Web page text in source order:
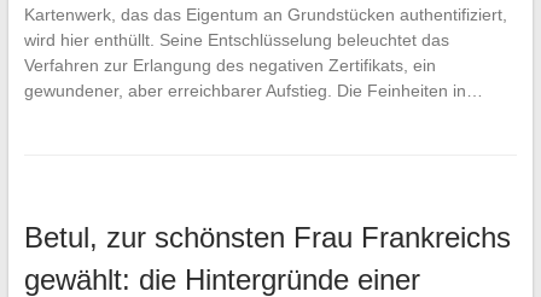
Kartenwerk, das das Eigentum an Grundstücken authentifiziert,
wird hier enthüllt. Seine Entschlüsselung beleuchtet das
Verfahren zur Erlangung des negativen Zertifikats, ein
gewundener, aber erreichbarer Aufstieg. Die Feinheiten in…
Betul, zur schönsten Frau Frankreichs
gewählt: die Hintergründe einer